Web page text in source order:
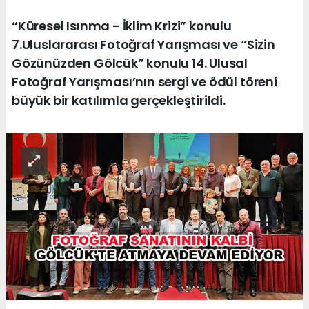
“Küresel Isınma - İklim Krizi” konulu
7.Uluslararası Fotoğraf Yarışması ve “Sizin
Gözünüzden Gölcük” konulu 14. Ulusal
Fotoğraf Yarışması’nın sergi ve ödül töreni
büyük bir katılımla gerçekleştirildi.